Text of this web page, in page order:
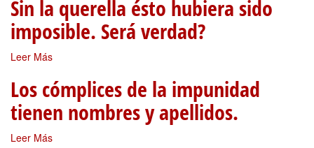
Sin la querella ésto hubiera sido
imposible. Será verdad?
Leer Más
Los cómplices de la impunidad
tienen nombres y apellidos.
Leer Más